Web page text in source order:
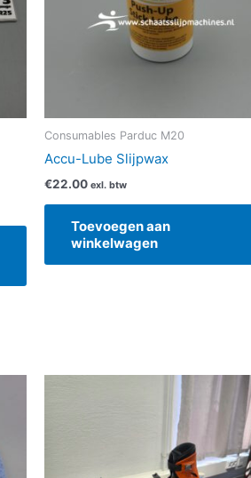
Consumables Parduc M20
Accu-Lube Slijpwax
€22.00 exl. btw
Toevoegen aan
winkelwagen